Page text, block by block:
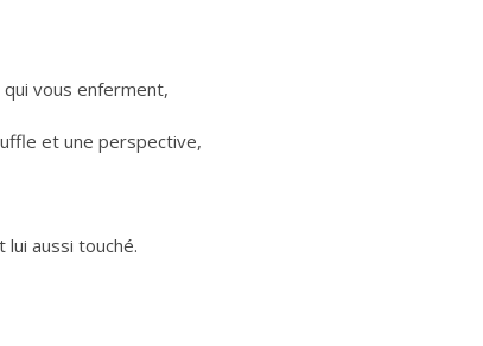
vous enferment,
et une perspective,
aussi touché.